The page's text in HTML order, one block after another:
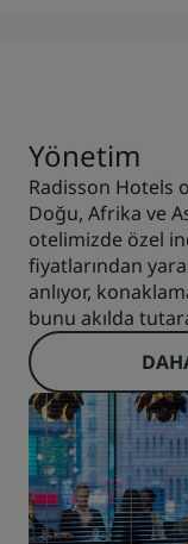
Yönetim
Radisson Hotels
Doğu, Afrika ve
otelimizde özel
fiyatlarından
anlıyor,
bunu akılda